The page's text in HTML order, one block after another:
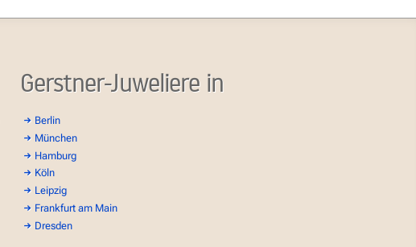
Gerstner-Juweliere in
Berlin
München
Hamburg
Köln
Leipzig
Frankfurt am Main
Dresden